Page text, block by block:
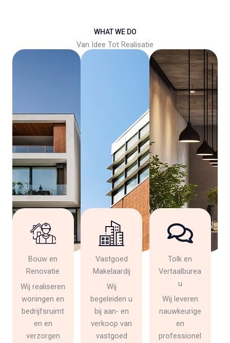
WHAT WE DO
Van Idee Tot Realisatie
Bouw en
Renovatie
Wij realiseren
woningen en
bedrijfsruimt
en en
verzorgen
Vastgoed
Makelaardij
Wij
begeleiden u
bij aan- en
verkoop van
vastgoed
Tolk en
Vertaalburea
u
Wij leveren
nauwkeurige
en
professionel